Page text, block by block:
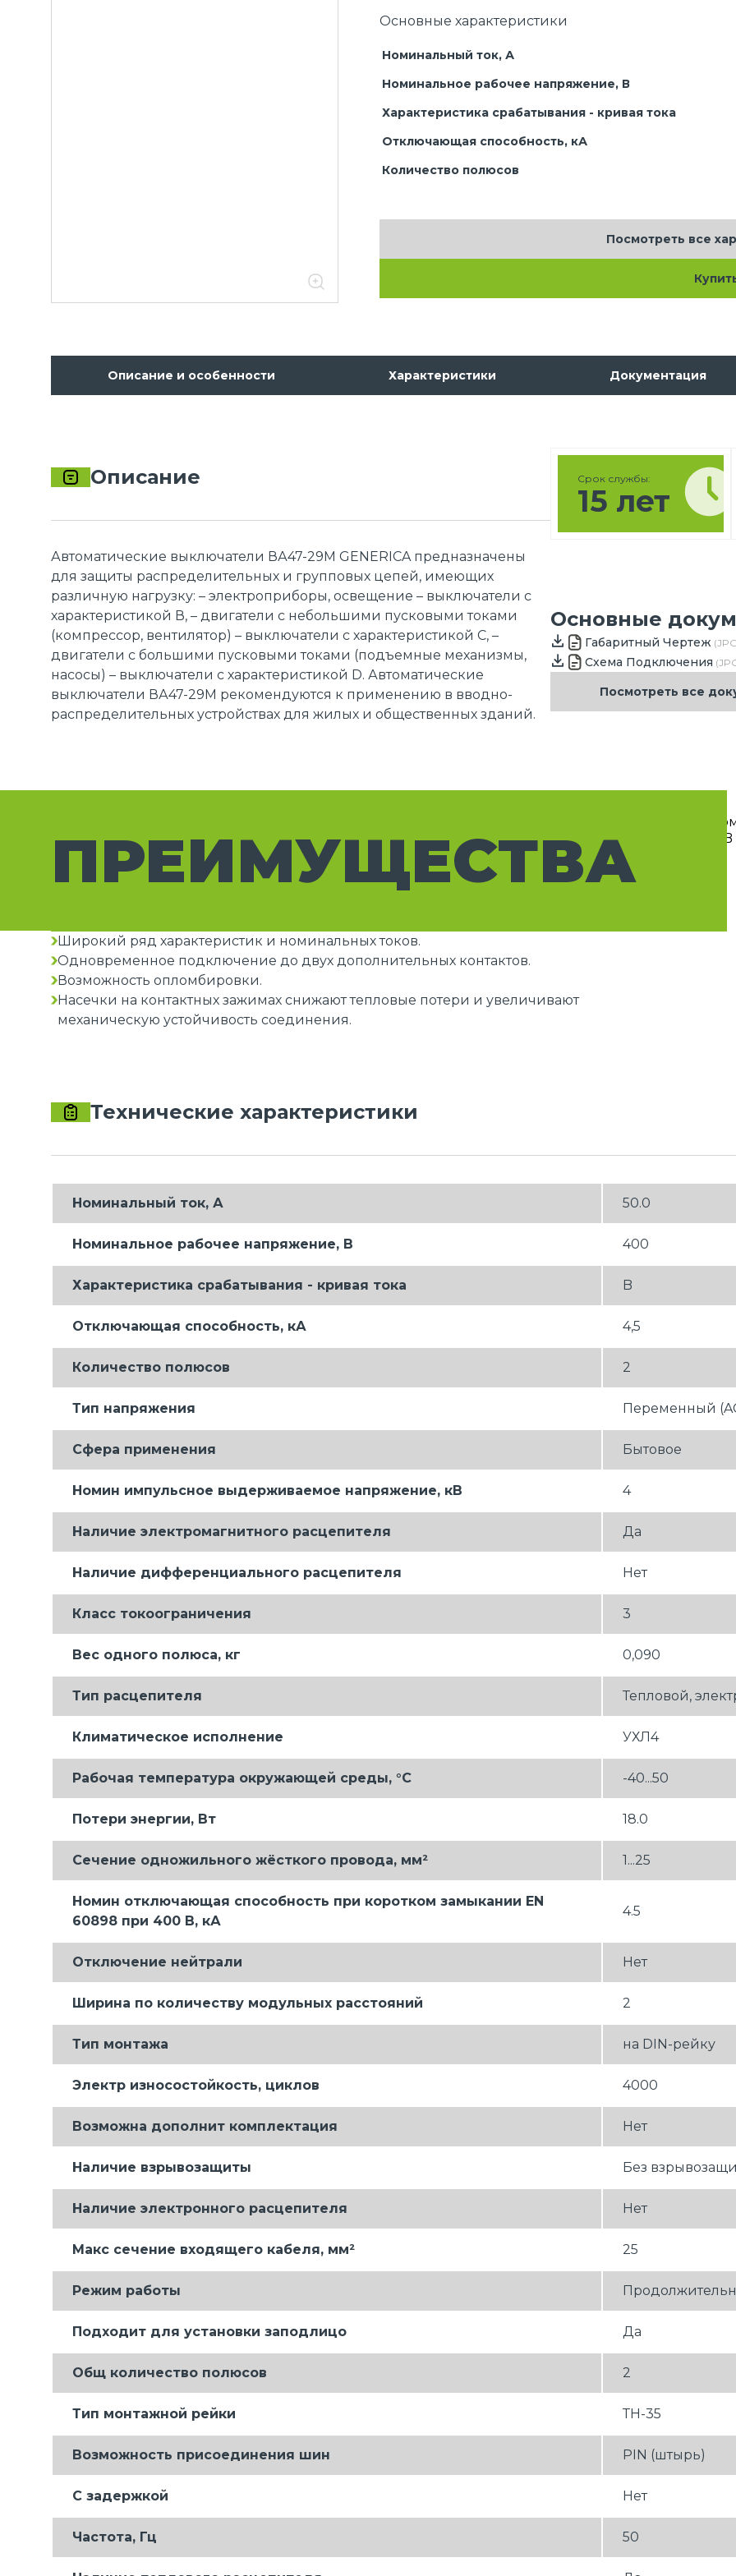
Основные характеристики
Номинальный ток, А
Номинальное рабочее напряжение, В
Характеристика срабатывания - кривая тока
Отключающая способность, кА
Количество полюсов
Посмотреть все
Описание и особенности Характеристики Документация
Описание
Автоматические выключатели ВА47-29M GENERICA предназначены
для защиты распределительных и групповых цепей, имеющих
различную нагрузку: – электроприборы, освещение – выключатели с
характеристикой В, – двигатели с небольшими пусковыми токами
(компрессор, вентилятор) – выключатели с характеристикой C, –
двигатели с большими пусковыми токами (подъемные механизмы,
насосы) – выключатели с характеристикой D. Автоматические
выключатели ВА47-29M рекомендуются к применению в вводно-
распределительных устройствах для жилых и общественных зданий.
Срок службы:
15 лет
Основные
Габаритный Чертеж
Схема Подключения
Посмотреть все
ПРЕИМУЩЕСТВА
Широкий ряд характеристик и номинальных токов.
Одновременное подключение до двух дополнительных контактов.
Возможность опломбировки.
Насечки на контактных зажимах снижают тепловые потери и увеличивают
механическую устойчивость соединения.
Технические характеристики
Номинальный ток, А 50.0
Номинальное рабочее напряжение, В 400
Характеристика срабатывания - кривая тока B
Отключающая способность, кА 4,5
Количество полюсов 2
Тип напряжения Переменный
Сфера применения Бытовое
Номин импульсное выдерживаемое напряжение, кВ 4
Наличие электромагнитного расцепителя Да
Наличие дифференциального расцепителя Нет
Класс токоограничения 3
Вес одного полюса, кг 0,090
Тип расцепителя Тепловой,
Климатическое исполнение УХЛ4
Рабочая температура окружающей среды, °C -40...50
Потери энергии, Вт 18.0
Сечение одножильного жёсткого провода, мм² 1...25
Номин отключающая способность при коротком замыкании EN
60898 при 400 В, кА
4.5
Отключение нейтрали Нет
Ширина по количеству модульных расстояний 2
Тип монтажа на DIN-рейку
Электр износостойкость, циклов 4000
Возможна дополнит комплектация Нет
Наличие взрывозащиты Без
Наличие электронного расцепителя Нет
Макс сечение входящего кабеля, мм² 25
Режим работы
Подходит для установки заподлицо Да
Общ количество полюсов 2
Тип монтажной рейки ТН-35
Возможность присоединения шин PIN (штырь)
С задержкой Нет
Частота, Гц 50